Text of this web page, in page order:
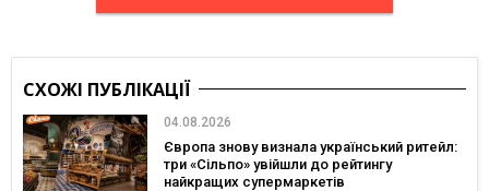
СХОЖІ ПУБЛІКАЦІЇ
04.08.2026
Європа знову визнала український ритейл:
три «Сільпо» увійшли до рейтингу
найкращих супермаркетів